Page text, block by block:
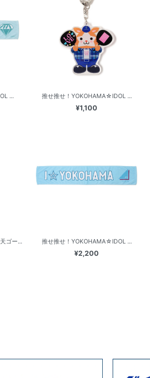
... 推せ推せ！YOKOHAMA☆IDOL ...
¥1,100
ゴー... 推せ推せ！YOKOHAMA☆IDOL ...
¥2,200